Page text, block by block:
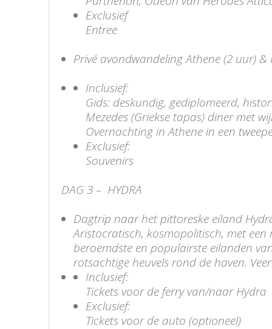
Exclusief
Entree
Privé avondwandeling Athene (2 uur) &
Inclusief:
Gids: deskundig, gediplomeerd,
Mezedes (Griekse tapas) diner met
Overnachting in Athene in een
Exclusief:
Souvenirs
DAG 3 – HYDRA
Dagtrip naar het pittoreske eiland
Aristocratisch, kosmopolitisch, met
beroemdste en populairste eilanden
rotsachtige heuvels rond de haven.
Inclusief:
Tickets voor de ferry van/naar Hydra
Exclusief:
Tickets voor de auto (optioneel)